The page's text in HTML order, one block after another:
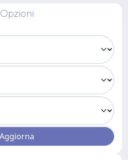
Opzioni